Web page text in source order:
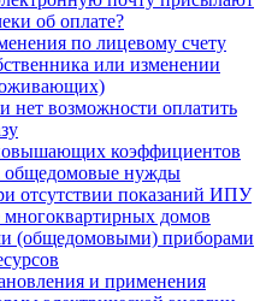
об оплате?
по лицевому счету
или изменении
нет возможности оплатить
коэффициентов
общедомовые нужды
отсутствии показаний ИПУ
домов
(общедомовыми) приборами
и применения